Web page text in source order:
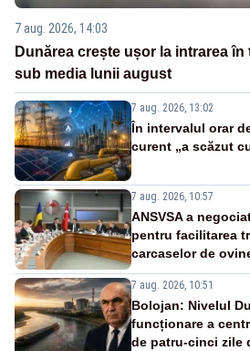
7 aug. 2026, 14:03
Dunărea crește ușor la intrarea în
sub media lunii august
7 aug. 2026, 13:02
În intervalul orar
curent „a scăzut
7 aug. 2026, 10:57
ANSVSA a
pentru facilitarea
carcaselor de
7 aug. 2026, 10:51
Bolojan: Nivelul
funcționare a
de patru-cinci zile